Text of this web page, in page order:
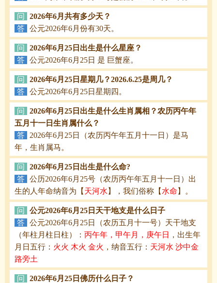
问
2026年6月共有多少天？
答 公元2026年6月份有30天。
问
2026年6月25日出生是什么星座？
答 公元2026年6月25日 是 巨蟹座。
问
2026年6月25日星期几？2026.6.25是周几？
答 公元2026年6月25日星期四。
问
2026年6月25日出生是什么生肖属相？农历丙午年
五月十一日生肖属什么？
答
2026年6月25日（农历丙午年五月十一日）是马
年，生肖属马。
问
2026年6月25日出生是什么命?
答 公历2026年6月25号（农历丙午年五月十一日）出
生的人年命纳音为【 天河水 】，我们俗称【 水命 】。
问
公元2026年6月25日天干地支是什么日子
答 公元2026年6月25日（农历五月十一号）天干地支
（年柱月柱日柱）： 丙午年，甲午月，庚午日
，出生年
月日五行： 火火 木火 金火 ，纳音五行： 天河水 沙中金
路旁土
问
2026年6月25日佛历什么日子？